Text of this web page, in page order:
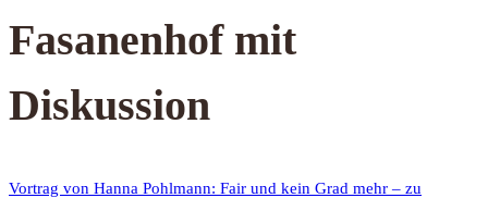
Fasanenhof mit
Diskussion
Vortrag von Hanna Pohlmann: Fair und kein Grad mehr – zu